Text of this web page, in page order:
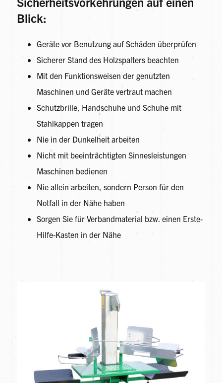
Blick:
Geräte vor Benutzung auf Schäden überprüfen
Sicherer Stand des Holzspalters beachten
Mit den Funktionsweisen der genutzten
Maschinen und Geräte vertraut machen
Schutzbrille, Handschuhe und Schuhe mit
Stahlkappen tragen
Nie in der Dunkelheit arbeiten
Nicht mit beeinträchtigten Sinnesleistungen
Maschinen bedienen
Nie allein arbeiten, sondern Person für den
Notfall in der Nähe haben
Sorgen Sie für Verbandmaterial bzw. einen Erste-
Hilfe-Kasten in der Nähe